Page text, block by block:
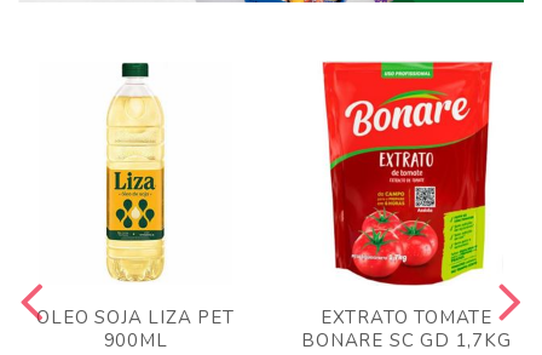
OLEO SOJA LIZA PET
900ML
EXTRATO TOMATE
BONARE SC GD 1,7KG